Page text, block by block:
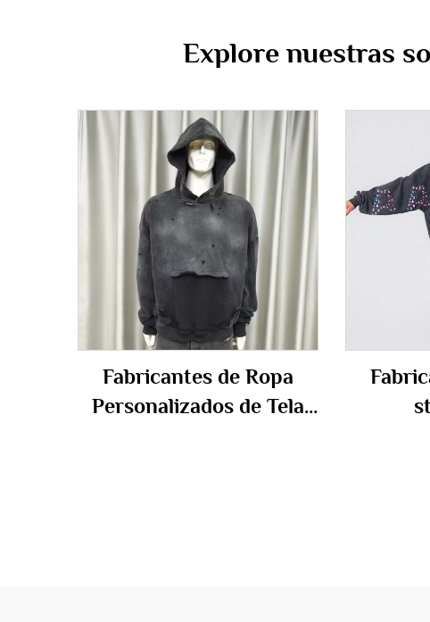
Explore nuestras
Fabricantes de Ropa
Personalizados de Tela